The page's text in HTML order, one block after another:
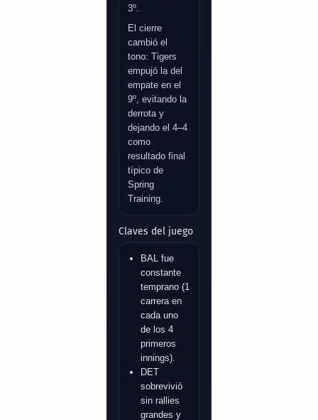
3º.
El cierre
cambió el
tono: Tigers
empujó la del
empate en el
9º, evitando la
derrota y
dejando el 4–4
como
resultado final
típico de
Spring
Training.
Claves del juego
BAL fue
constante
temprano (1
carrera en
cada uno
de los 4
primeros
innings).
DET
sobrevivió
sin rallies
grandes y